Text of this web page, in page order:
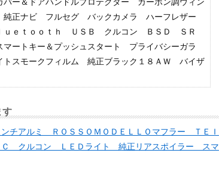
純正ナビ フルセグ バックカメラ ハーフレザー
ｕｅｔｏｏｔｈ ＵＳＢ クルコン ＢＳＤ ＳＲ
トキー＆プッシュスタート プライバシーガラ
スモークフィルム 純正ブラック１８ＡＷ バイザ
す
アルミ ＲＯＳＳＯＭＯＤＥＬＬＯマフラー ＴＥＩ
クルコン ＬＥＤライト 純正リアスポイラー スマ